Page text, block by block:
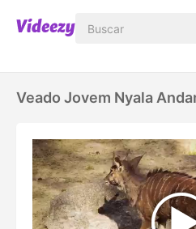
Veado Jovem Nyala